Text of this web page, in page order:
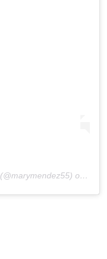
(@marymendez55) on